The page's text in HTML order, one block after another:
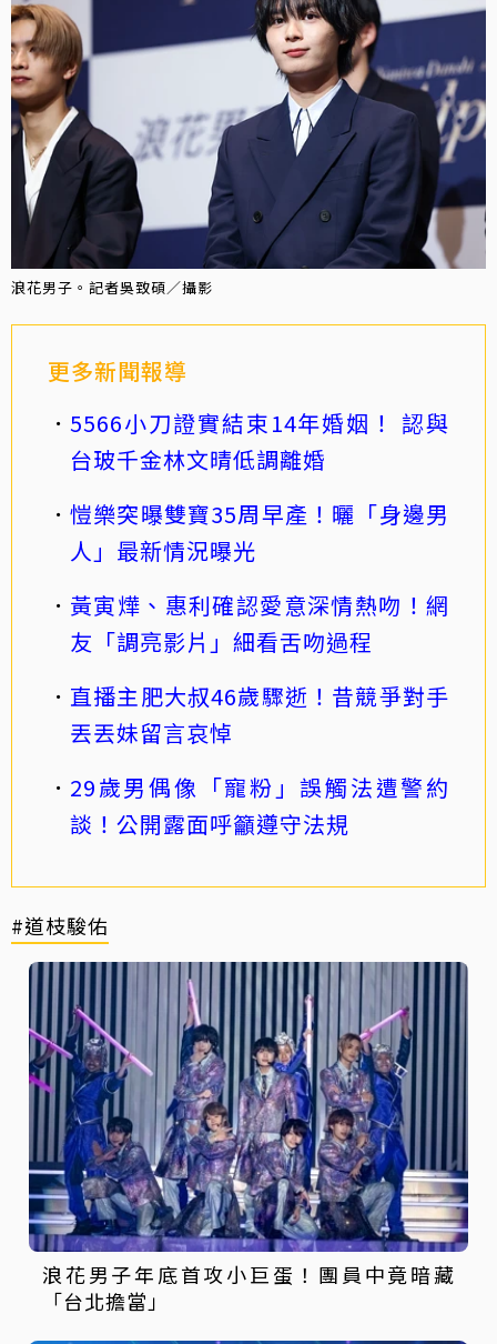
浪花男子。記者吳致碩／攝影
更多新聞報導
5566小刀證實結束14年婚姻！ 認與
台玻千金林文晴低調離婚
愷樂突曝雙寶35周早產！曬「身邊男
人」最新情況曝光
黃寅燁、惠利確認愛意深情熱吻！網
友「調亮影片」細看舌吻過程
直播主肥大叔46歲驟逝！昔競爭對手
丟丟妹留言哀悼
29歲男偶像「寵粉」誤觸法遭警約
談！公開露面呼籲遵守法規
#道枝駿佑
浪花男子年底首攻小巨蛋！團員中竟暗藏
「台北擔當」